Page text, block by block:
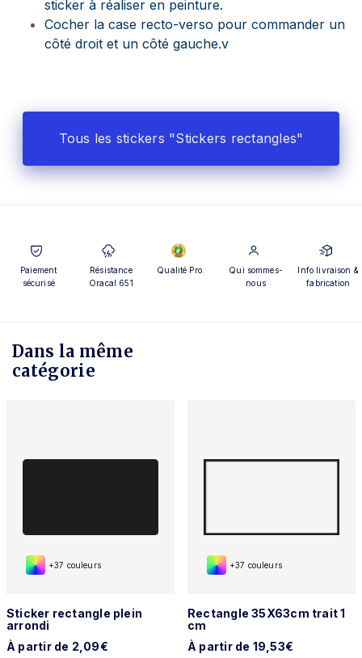
sticker à réaliser en peinture.
Cocher la case recto-verso pour commander un
côté droit et un côté gauche.v
Tous les stickers "Stickers rectangles"
Paiement
sécurisé
Résistance
Oracal 651
Qualité Pro.
Qui sommes-
nous
Info livraison &
fabrication
Dans la même
catégorie
+37 couleurs
Sticker rectangle plein
arrondi
À partir de 2,09€
+37 couleurs
Rectangle 35X63cm trait 1
cm
À partir de 19,53€